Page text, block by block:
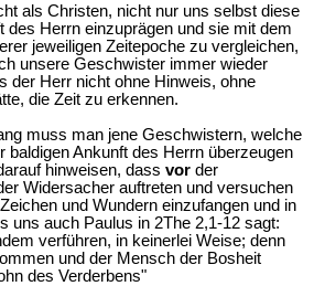
als Christen, nicht nur uns selbst diese
des Herrn einzuprägen und sie mit dem
jeweiligen Zeitepoche zu vergleichen,
unsere Geschwister immer wieder
der Herr nicht ohne Hinweis, ohne
die Zeit zu erkennen.
muss man jene Geschwistern, welche
baldigen Ankunft des Herrn überzeugen
hinweisen, dass vor der
Widersacher auftreten und versuchen
und Wundern einzufangen und in
uns auch Paulus in 2The 2,1-12 sagt:
verführen, in keinerlei Weise; denn
und der Mensch der Bosheit
des Verderbens"